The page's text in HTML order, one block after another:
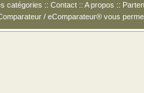
catégories :: Contact :: A propos ::
/ eComparateur® vous